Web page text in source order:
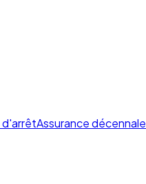
d'arrêtAssurance décennale